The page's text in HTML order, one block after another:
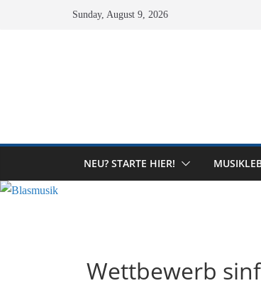
Sunday, August 9, 2026
NEU? STARTE HIER!
Wettbewerb